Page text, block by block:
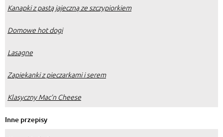
Kanapki z pastą jajeczną ze szczypiorkiem
Domowe hot dogi
Lasagne
Zapiekanki z pieczarkami i serem
Klasyczny Mac’n Cheese
Inne przepisy